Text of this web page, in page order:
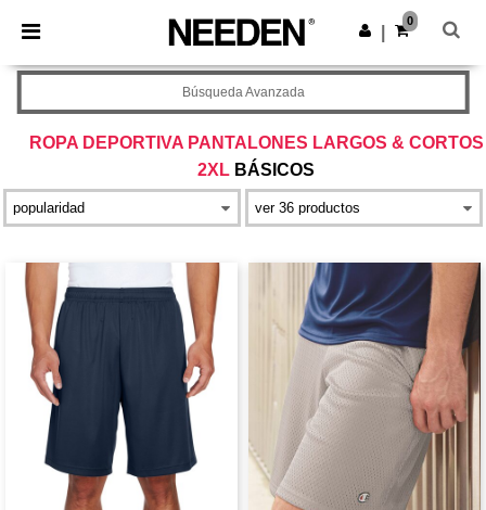
× App de Needen
¡Mejores precios en app!
Descargar app
0
ROPA DEPORTIVA PANTALONES LARGOS & CORTOS
2XL BÁSICOS
Búsqueda Avanzada